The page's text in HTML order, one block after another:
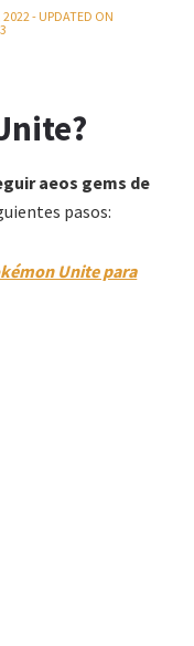
2022 - UPDATED ON
aeos gems de
pasos:
Unite para